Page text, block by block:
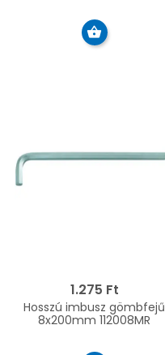
1.275 Ft
Hosszú imbusz gömbfejű
8x200mm 112008MR